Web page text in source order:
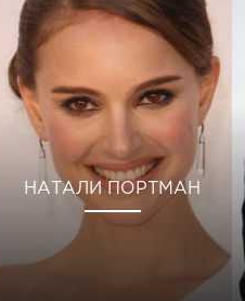
НАТАЛИ ПОРТМАН